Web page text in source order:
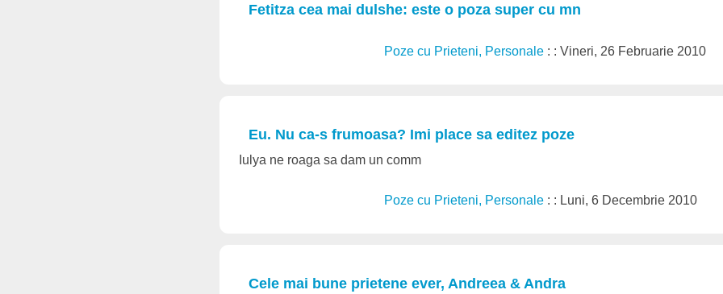
Fetitza cea mai dulshe: este o poza super cu mn
Poze cu Prieteni, Personale : : Vineri, 26 Februarie 2010
Eu. Nu ca-s frumoasa? Imi place sa editez poze
Iulya ne roaga sa dam un comm
Poze cu Prieteni, Personale : : Luni, 6 Decembrie 2010
Cele mai bune prietene ever, Andreea & Andra